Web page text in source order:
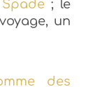
; le
un
des